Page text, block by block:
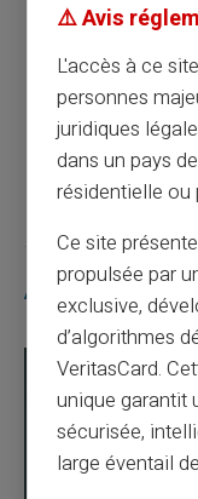
Articles similaires
⚠️ Avis
L'accès à ce
personnes
juridiques
dans un pays
résidentielle ou
Ce site
propulsée par
exclusive,
d’algorithmes
VeritasCard.
unique garantit
sécurisée,
large éventail